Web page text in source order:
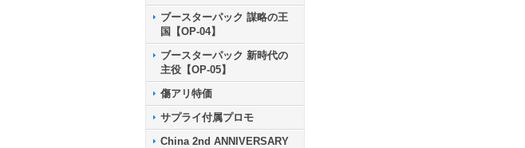
ブースターパック 謀略の王
国【OP-04】
ブースターパック 新時代の
主役【OP-05】
傷アリ特価
サプライ付属プロモ
China 2nd ANNIVERSARY